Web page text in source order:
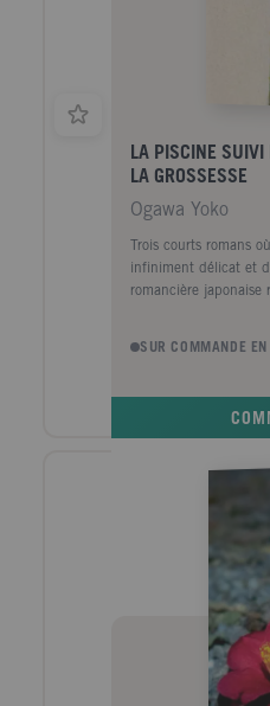
malicieux du "Vieux
découvrir le grand
l'apparence d'un
compassion et
LA PISCINE SUIVI
LA GROSSESSE
Ogawa Yoko
Trois courts romans
infiniment délicat et
romancière japonaise
SUR COMMANDE